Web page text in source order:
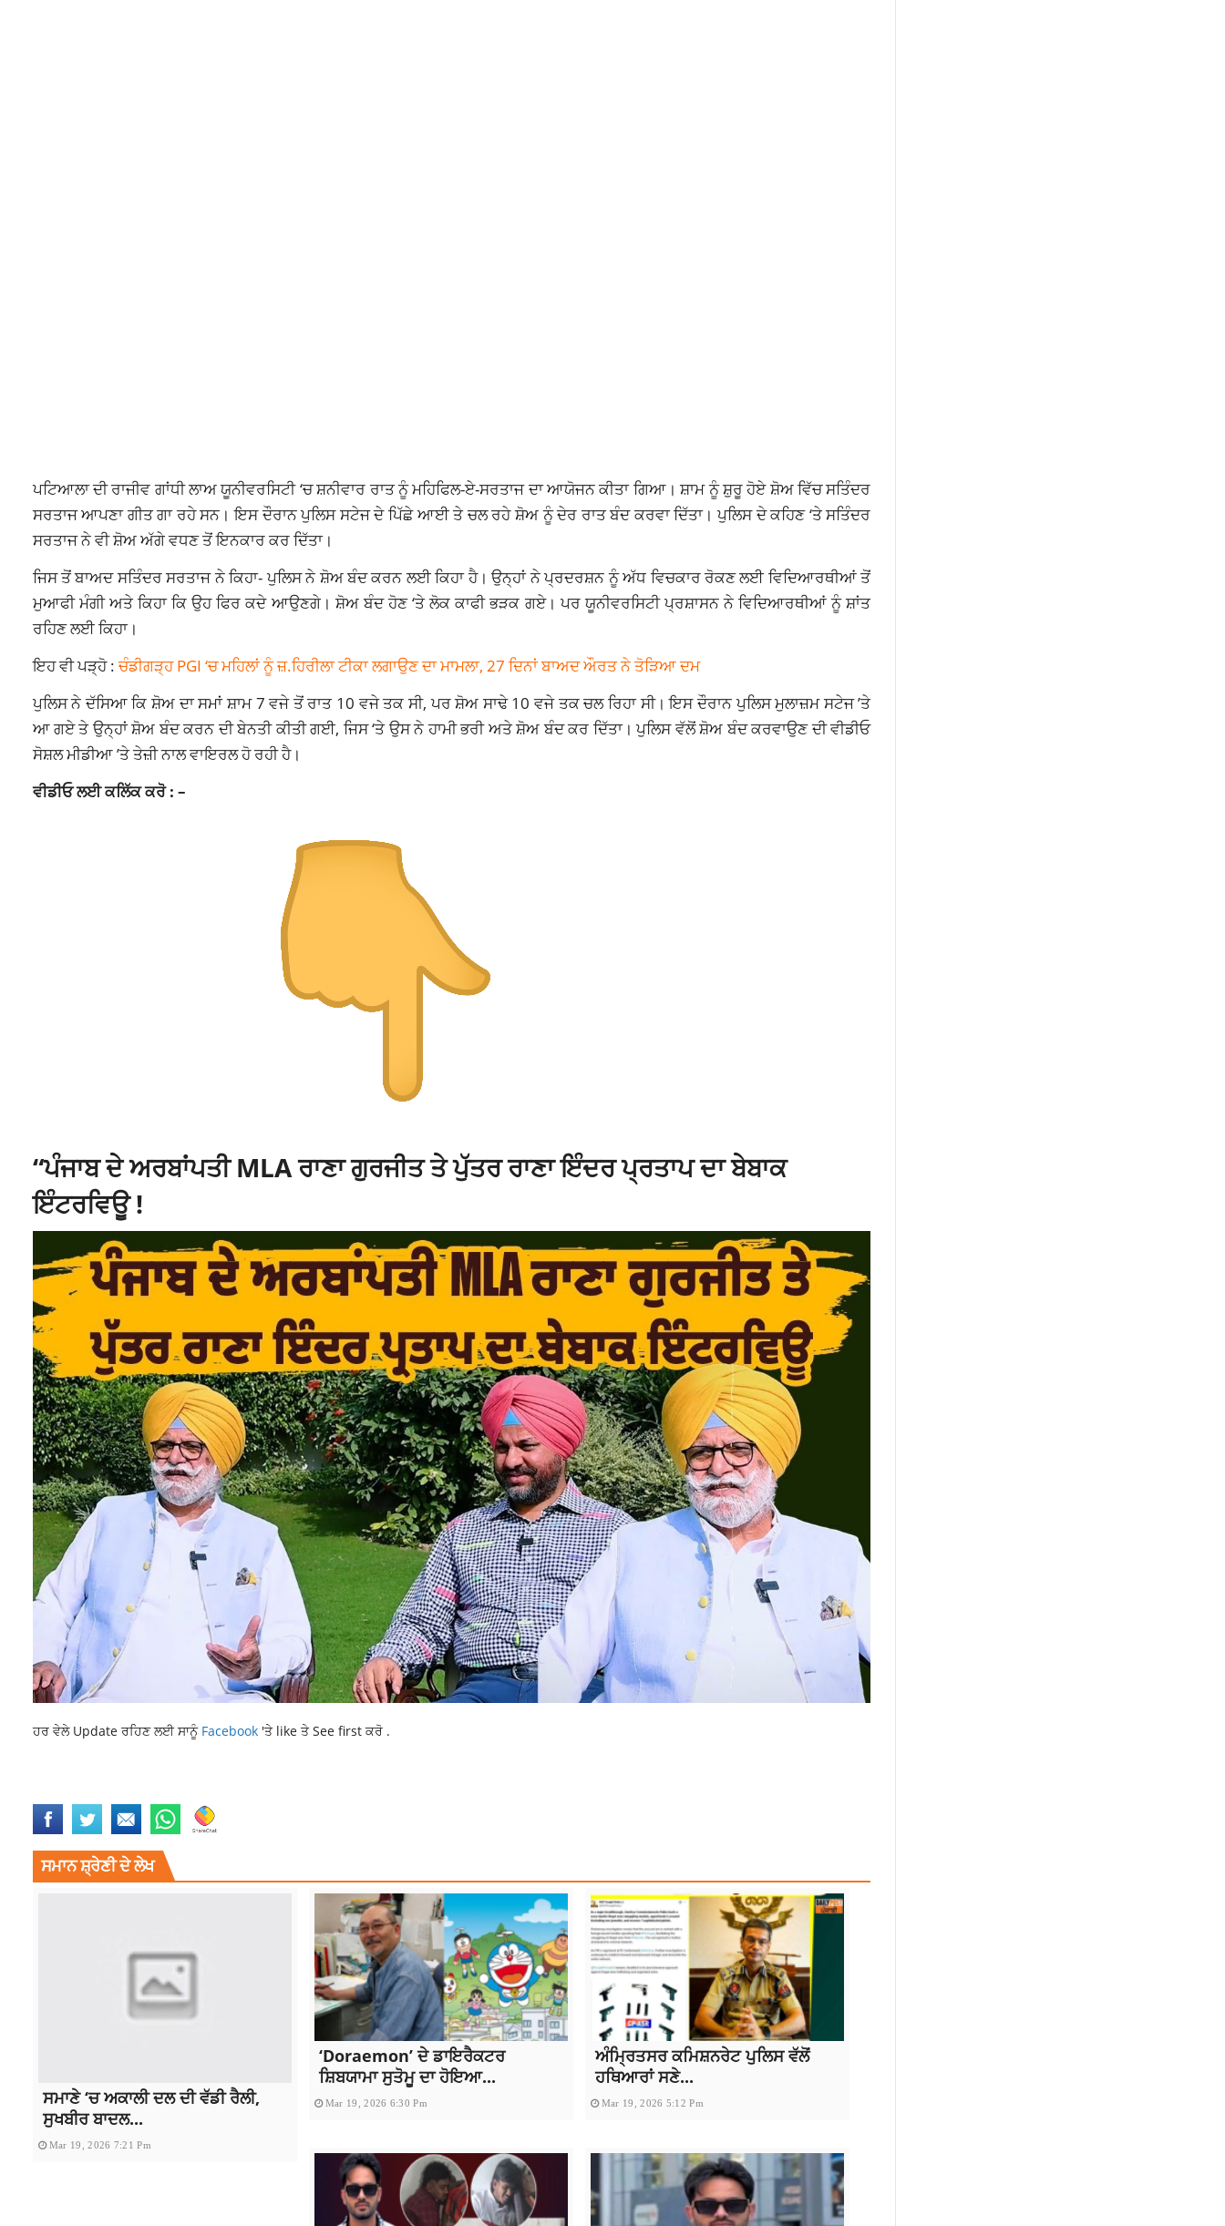
ਪਟਿਆਲਾ ਦੀ ਰਾਜੀਵ ਗਾਂਧੀ ਲਾਅ ਯੂਨੀਵਰਸਿਟੀ ‘ਚ ਸ਼ਨੀਵਾਰ ਰਾਤ ਨੂੰ ਮਹਿਫਿਲ-ਏ-ਸਰਤਾਜ ਦਾ ਆਯੋਜਨ ਕੀਤਾ ਗਿਆ। ਸ਼ਾਮ ਨੂੰ ਸ਼ੁਰੂ ਹੋਏ ਸ਼ੋਅ ਵਿੱਚ ਸਤਿੰਦਰ
ਸਰਤਾਜ ਆਪਣਾ ਗੀਤ ਗਾ ਰਹੇ ਸਨ। ਇਸ ਦੌਰਾਨ ਪੁਲਿਸ ਸਟੇਜ ਦੇ ਪਿੱਛੇ ਆਈ ਤੇ ਚਲ ਰਹੇ ਸ਼ੋਅ ਨੂੰ ਦੇਰ ਰਾਤ ਬੰਦ ਕਰਵਾ ਦਿੱਤਾ। ਪੁਲਿਸ ਦੇ ਕਹਿਣ ‘ਤੇ ਸਤਿੰਦਰ
ਸਰਤਾਜ ਨੇ ਵੀ ਸ਼ੋਅ ਅੱਗੇ ਵਧਣ ਤੋਂ ਇਨਕਾਰ ਕਰ ਦਿੱਤਾ।
ਜਿਸ ਤੋਂ ਬਾਅਦ ਸਤਿੰਦਰ ਸਰਤਾਜ ਨੇ ਕਿਹਾ- ਪੁਲਿਸ ਨੇ ਸ਼ੋਅ ਬੰਦ ਕਰਨ ਲਈ ਕਿਹਾ ਹੈ। ਉਨ੍ਹਾਂ ਨੇ ਪ੍ਰਦਰਸ਼ਨ ਨੂੰ ਅੱਧ ਵਿਚਕਾਰ ਰੋਕਣ ਲਈ ਵਿਦਿਆਰਥੀਆਂ ਤੋਂ
ਮੁਆਫੀ ਮੰਗੀ ਅਤੇ ਕਿਹਾ ਕਿ ਉਹ ਫਿਰ ਕਦੇ ਆਉਣਗੇ। ਸ਼ੋਅ ਬੰਦ ਹੋਣ ‘ਤੇ ਲੋਕ ਕਾਫੀ ਭੜਕ ਗਏ। ਪਰ ਯੂਨੀਵਰਸਿਟੀ ਪ੍ਰਸ਼ਾਸਨ ਨੇ ਵਿਦਿਆਰਥੀਆਂ ਨੂੰ ਸ਼ਾਂਤ
ਰਹਿਣ ਲਈ ਕਿਹਾ।
ਇਹ ਵੀ ਪੜ੍ਹੋ :ਚੰਡੀਗੜ੍ਹ PGI ‘ਚ ਮਹਿਲਾਂ ਨੂੰ ਜ਼.ਹਿਰੀਲਾ ਟੀਕਾ ਲਗਾਉਣ ਦਾ ਮਾਮਲਾ, 27 ਦਿਨਾਂ ਬਾਅਦ ਔਰਤ ਨੇ ਤੋੜਿਆ ਦਮ
ਪੁਲਿਸ ਨੇ ਦੱਸਿਆ ਕਿ ਸ਼ੋਅ ਦਾ ਸਮਾਂ ਸ਼ਾਮ 7 ਵਜੇ ਤੋਂ ਰਾਤ 10 ਵਜੇ ਤਕ ਸੀ, ਪਰ ਸ਼ੋਅ ਸਾਢੇ 10 ਵਜੇ ਤਕ ਚਲ ਰਿਹਾ ਸੀ। ਇਸ ਦੌਰਾਨ ਪੁਲਿਸ ਮੁਲਾਜ਼ਮ ਸਟੇਜ ’ਤੇ
ਆ ਗਏ ਤੇ ਉਨ੍ਹਾਂ ਸ਼ੋਅ ਬੰਦ ਕਰਨ ਦੀ ਬੇਨਤੀ ਕੀਤੀ ਗਈ, ਜਿਸ ‘ਤੇ ਉਸ ਨੇ ਹਾਮੀ ਭਰੀ ਅਤੇ ਸ਼ੋਅ ਬੰਦ ਕਰ ਦਿੱਤਾ। ਪੁਲਿਸ ਵੱਲੋਂ ਸ਼ੋਅ ਬੰਦ ਕਰਵਾਉਣ ਦੀ ਵੀਡੀਓ
ਸੋਸ਼ਲ ਮੀਡੀਆ ’ਤੇ ਤੇਜ਼ੀ ਨਾਲ ਵਾਇਰਲ ਹੋ ਰਹੀ ਹੈ।
ਵੀਡੀਓ ਲਈ ਕਲਿੱਕ ਕਰੋ : –
“ਪੰਜਾਬ ਦੇ ਅਰਬਾਂਪਤੀ MLA ਰਾਣਾ ਗੁਰਜੀਤ ਤੇ ਪੁੱਤਰ ਰਾਣਾ ਇੰਦਰ ਪ੍ਰਤਾਪ ਦਾ ਬੇਬਾਕ
ਇੰਟਰਵਿਊ !
ਹਰ ਵੇਲੇ Update ਰਹਿਣ ਲਈ ਸਾਨੂੰ Facebook 'ਤੇ like ਤੇ See first ਕਰੋ .
ਸਮਾਨ ਸ਼੍ਰੇਣੀ ਦੇ ਲੇਖ
ਸਮਾਣੇ ‘ਚ ਅਕਾਲੀ ਦਲ ਦੀ ਵੱਡੀ ਰੈਲੀ,
ਸੁਖਬੀਰ ਬਾਦਲ...
Mar 19, 2026 7:21 Pm
‘Doraemon’ ਦੇ ਡਾਇਰੈਕਟਰ
ਸ਼ਿਬਯਾਮਾ ਸੁਤੋਮੂ ਦਾ ਹੋਇਆ...
Mar 19, 2026 6:30 Pm
ਅੰਮ੍ਰਿਤਸਰ ਕਮਿਸ਼ਨਰੇਟ ਪੁਲਿਸ ਵੱਲੋਂ
ਹਥਿਆਰਾਂ ਸਣੇ...
Mar 19, 2026 5:12 Pm